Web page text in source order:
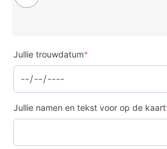
Jullie trouwdatum*
Jullie namen en tekst voor op de kaart